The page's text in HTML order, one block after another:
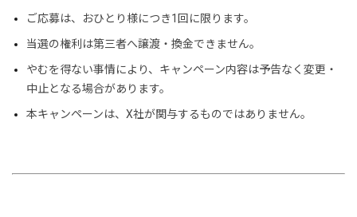
ご応募は、おひとり様につき1回に限ります。
当選の権利は第三者へ譲渡・換金できません。
やむを得ない事情により、キャンペーン内容は予告なく変更・
中止となる場合があります。
本キャンペーンは、X社が関与するものではありません。